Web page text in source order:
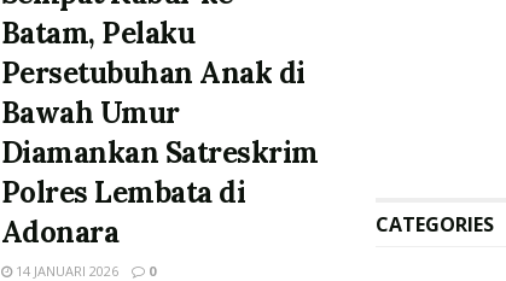
Batam, Pelaku
Persetubuhan Anak di
Bawah Umur
Diamankan Satreskrim
Polres Lembata di
Adonara
14 JANUARI 2026 0
CATEGORIES